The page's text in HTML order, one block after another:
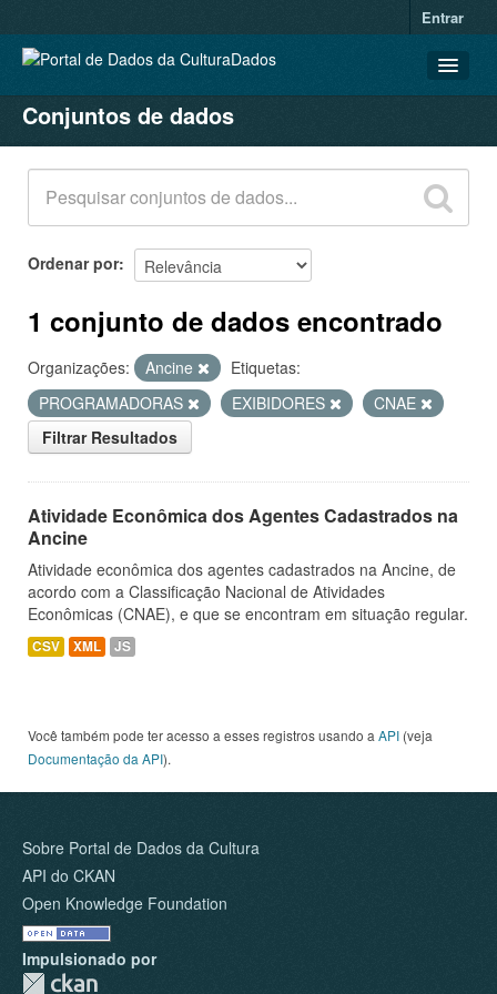
Entrar
CONJUNTOS DE DADOS
ORGANIZAÇÕES
GRUPOS
SOBRE
Conjuntos de dados
Ordenar por
1 conjunto de dados encontrado
Organizações: Ancine
Etiquetas:
PROGRAMADORAS
EXIBIDORES
CNAE
Filtrar Resultados
Atividade Econômica dos Agentes Cadastrados na
Ancine
Atividade econômica dos agentes cadastrados na Ancine, de
acordo com a Classificação Nacional de Atividades
Econômicas (CNAE), e que se encontram em situação regular.
CSV XML JS
Você também pode ter acesso a esses registros usando a API (veja
Documentação da API).
Sobre Portal de Dados da Cultura
API do CKAN
Open Knowledge Foundation
Impulsionado por